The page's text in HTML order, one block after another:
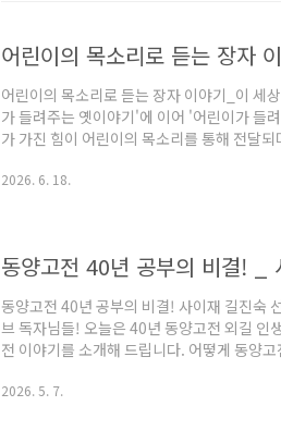
어린이의 목소리로 듣는 장자 이야기_이 세
가 들려주는 옛이야기'에 이어 '어린이가 들
가 가진 힘이 어린이의 목소리를 통해 전달
든 것은 연루되어 있다', 그리고 '인간세'에
2026. 6. 18.
동양고전 40년 공부의 비결! 사이재 길진숙
브 독자님들! 오늘은 40년 동양고전 외길 인
전 이야기를 소개해 드립니다. 어떻게 동양
의』에서 동양고전 편을 써주신 길진숙 선생
2026. 5. 7.